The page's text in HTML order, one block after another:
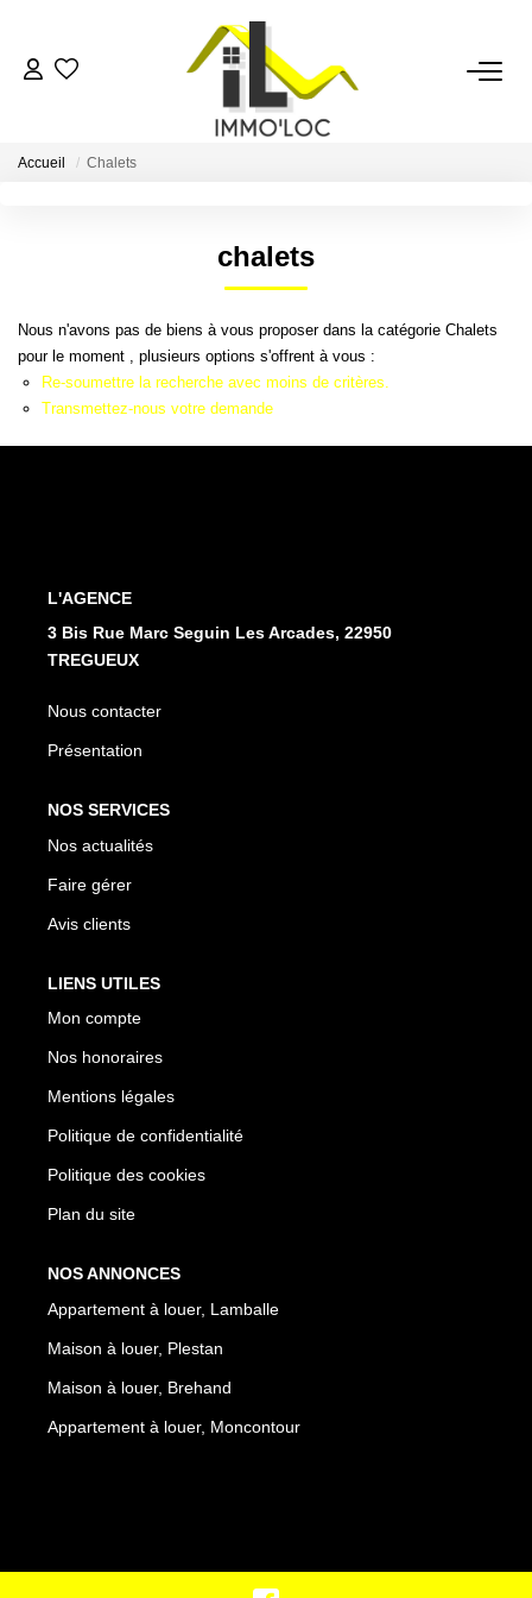
ACCUEIL
FAIRE GÉRER
MON AGENCE
AVIS CLIENTS
Accueil Chalets
chalets
Nous n'avons pas de biens à vous proposer dans la catégorie Chalets
pour le moment , plusieurs options s'offrent à vous :
Re-soumettre la recherche avec moins de critères.
Transmettez-nous votre demande
L'AGENCE
3 Bis Rue Marc Seguin Les Arcades, 22950
TREGUEUX
Nous contacter
Présentation
NOS SERVICES
Nos actualités
Faire gérer
Avis clients
LIENS UTILES
Mon compte
Nos honoraires
Mentions légales
Politique de confidentialité
Politique des cookies
Plan du site
NOS ANNONCES
Appartement à louer, Lamballe
Maison à louer, Plestan
Maison à louer, Brehand
Appartement à louer, Moncontour